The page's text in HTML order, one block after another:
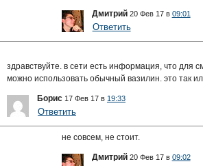
Дмитрий 20 Фев 17 в 09:01
Ответить
здравствуйте. в сети есть информация, что для
можно использовать обычный вазилин. это так
Борис 17 Фев 17 в 19:33
Ответить
не совсем, не стоит.
Дмитрий 20 Фев 17 в 09:02